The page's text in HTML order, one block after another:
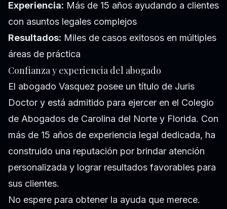
Experiencia: Más de 15 años ayudando a clientes
con asuntos legales complejos
Resultados: Miles de casos exitosos en múltiples
áreas de práctica
Confianza y experiencia del abogado
El abogado Vasquez posee un título de Juris
Doctor y está admitido para ejercer en el Colegio
de Abogados de Carolina del Norte y Florida. Con
más de 15 años de experiencia legal dedicada, ha
construido una reputación por brindar atención
personalizada y lograr resultados favorables para
sus clientes.
No espere para obtener la ayuda que merece.